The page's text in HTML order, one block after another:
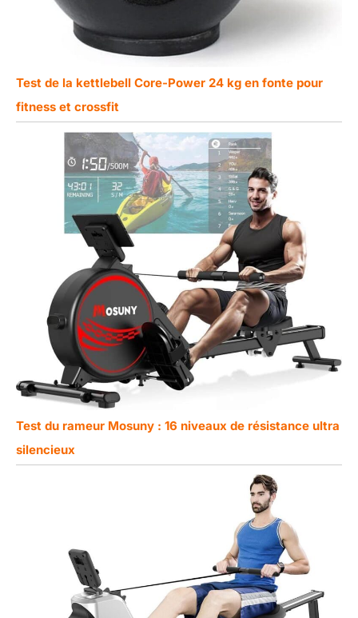
Test de la kettlebell Core-Power 24 kg en fonte pour
fitness et crossfit
Test du rameur Mosuny : 16 niveaux de résistance ultra
silencieux